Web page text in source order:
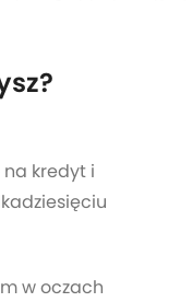
kredyt i
w oczach